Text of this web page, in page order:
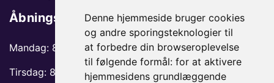
Denne hjemmeside bruger cookies
og andre sporingsteknologier til
at forbedre din browseroplevelse
til følgende formål: for at aktivere
hjemmesidens grundlæggende
Åbningstider
Mandag: 8:30-12 og 13:30-17
Tirsdag: 8:30-13 og 14:30-17